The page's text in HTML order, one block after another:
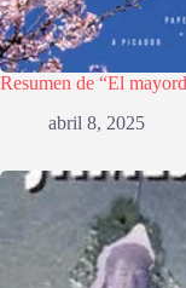
Resumen de “El
abril 8, 2025